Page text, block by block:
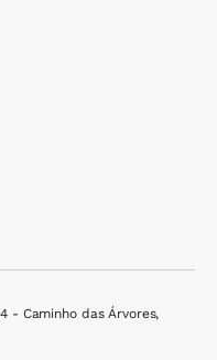
- Caminho das Árvores,